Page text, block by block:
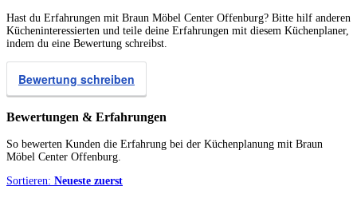
Hast du Erfahrungen mit Braun Möbel Center Offenburg? Bitte hilf anderen
Kücheninteressierten und teile deine Erfahrungen mit diesem Küchenplaner,
indem du eine Bewertung schreibst.
Bewertung schreiben
Bewertungen & Erfahrungen
So bewerten Kunden die Erfahrung bei der Küchenplanung mit Braun
Möbel Center Offenburg.
Sortieren: Neueste zuerst